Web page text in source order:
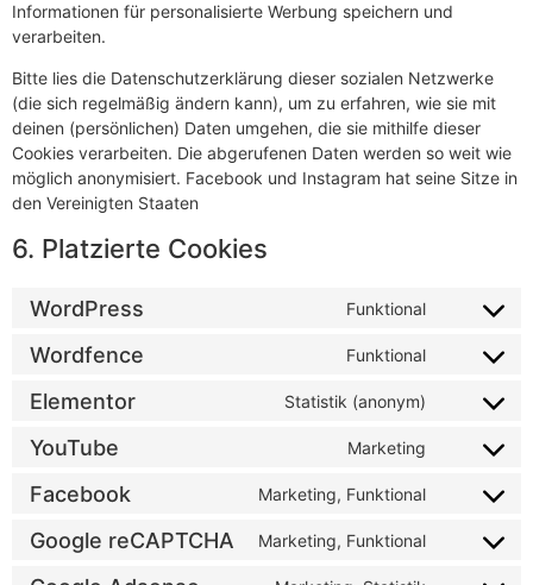
Informationen für personalisierte Werbung speichern und
verarbeiten.
Bitte lies die Datenschutzerklärung dieser sozialen Netzwerke
(die sich regelmäßig ändern kann), um zu erfahren, wie sie mit
deinen (persönlichen) Daten umgehen, die sie mithilfe dieser
Cookies verarbeiten. Die abgerufenen Daten werden so weit wie
möglich anonymisiert. Facebook und Instagram hat seine Sitze in
den Vereinigten Staaten
6. Platzierte Cookies
WordPress Funktional
Wordfence Funktional
Elementor Statistik (anonym)
YouTube Marketing
Facebook Marketing, Funktional
Google reCAPTCHA Marketing, Funktional